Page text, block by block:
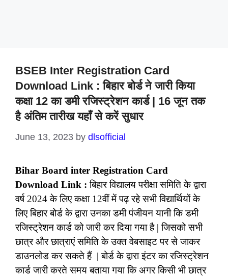
BSEB Inter Registration Card
Download Link : बिहार बोर्ड ने जारी किया
कक्षा 12 का डमी रजिस्ट्रेशन कार्ड | 16 जून तक
है अंतिम तारीख यहाँ से करें सुधार
June 13, 2023 by dlsofficial
Bihar Board inter Registration Card
Download Link :बिहार विद्यालय परीक्षा समिति के द्वारा
वर्ष 2024 के लिए कक्षा 12वीं में पढ़ रहे सभी विद्यार्थियों के
लिए बिहार बोर्ड के द्वारा उनका डमी पंजीयन यानी कि डमी
रजिस्ट्रेशन कार्ड को जारी कर दिया गया है | जिसको सभी
छात्र और छात्राएं समिति के उक्त वेबसाइट पर से जाकर
डाउनलोड कर सकते हैं | बोर्ड के द्वारा इंटर का रजिस्ट्रेशन
कार्ड जारी करते समय बताया गया कि अगर किसी भी छात्र